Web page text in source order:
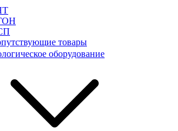
товары
оборудование